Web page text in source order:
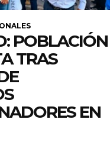
POBLACIÓN
TRAS
EN